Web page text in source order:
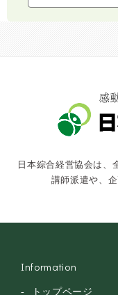
コミュニケー
キャスター
俳優・タレン
落語・講談・
安全大会
日本綜合経営協会は、
講師派遣や、
Information
トップページ